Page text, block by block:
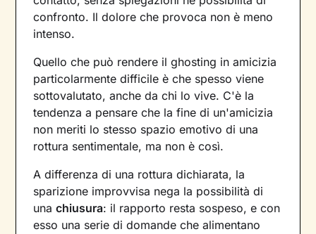
confronto. Il dolore che provoca non è meno
intenso.
Quello che può rendere il ghosting in amicizia
particolarmente difficile è che spesso viene
sottovalutato, anche da chi lo vive. C'è la
tendenza a pensare che la fine di un'amicizia
non meriti lo stesso spazio emotivo di una
rottura sentimentale, ma non è così.
A differenza di una rottura dichiarata, la
sparizione improvvisa nega la possibilità di
unachiusura: il rapporto resta sospeso, e con
esso una serie di domande che alimentano